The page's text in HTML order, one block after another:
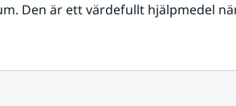
Den är ett värdefullt hjälpmedel